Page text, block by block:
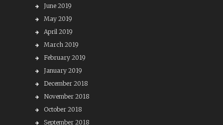
June 2019
May 2019
April 2019
March 2019
February 2019
January 2019
December 2018
November 2018
October 2018
September 2018